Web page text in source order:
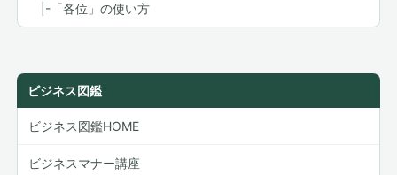
|-「各位」の使い方
ビジネス図鑑
ビジネス図鑑HOME
ビジネスマナー講座